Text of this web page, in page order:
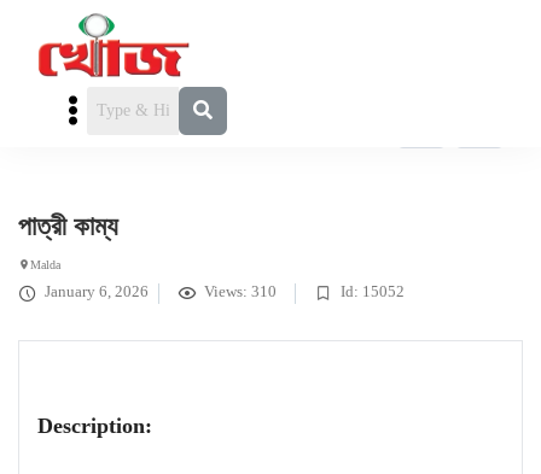
» পাত্রী কাম্য
পাত্রী কাম্য
Malda
January 6, 2026 Views: 310 Id: 15052
Description: